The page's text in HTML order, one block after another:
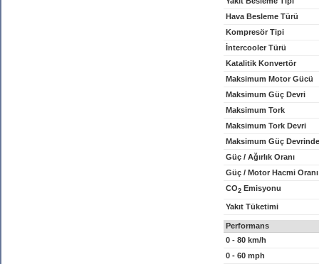
Hava Besleme Türü
Kompresör Tipi
İntercooler Türü
Katalitik Konvertör
Maksimum Motor Gücü
Maksimum Güç Devri
Maksimum Tork
Maksimum Tork Devri
Maksimum Güç
Güç / Ağırlık Oranı
Güç / Motor Hacmi Oranı
CO2 Emisyonu
Yakıt Tüketimi
Performans
0 - 80 km/h
0 - 60 mph